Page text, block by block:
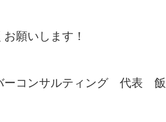
願いします！
ーコンサルティング 代表